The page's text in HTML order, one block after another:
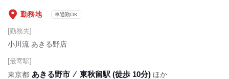
勤務地 車通勤OK
[勤務先]
小川流 あきる野店
[最寄駅]
東京都 あきる野市 ⁄ 東秋留駅 (徒歩 10分) ほか